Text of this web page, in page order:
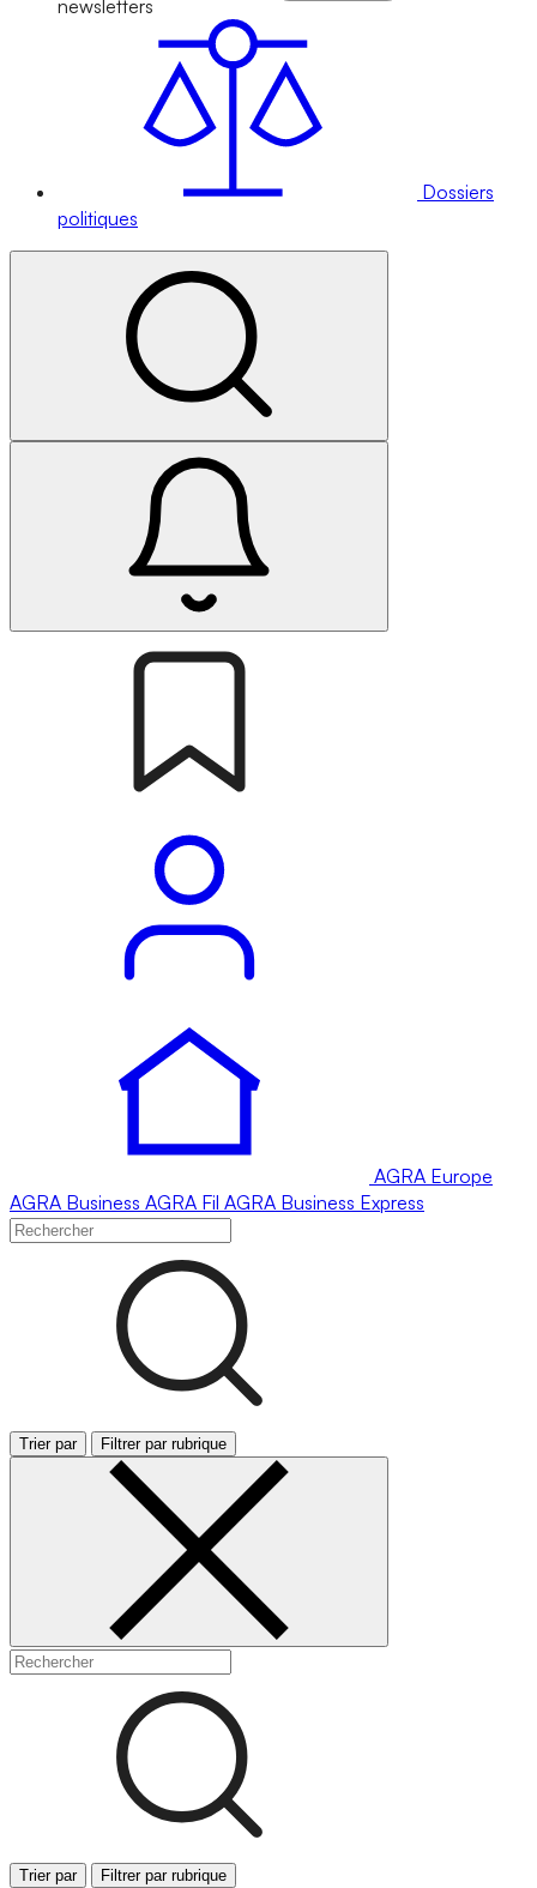
newsletters
Dossiers
politiques
AGRA Europe
AGRA Business AGRA Fil AGRA Business Express
Trier par Filtrer par rubrique
Trier par Filtrer par rubrique